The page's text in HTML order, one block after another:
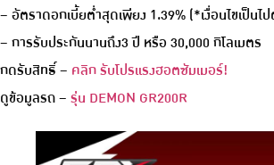
– อัตราดอกเบี้ยต่ำสุดเพียง 1.39% (*เงื่อนไขเป็น
– การรับประกันนานถึง3 ปี หรือ 30,000 กิโลเมตร
กดรับสิทธิ์ – คลิก รับโปรแรงฮอตซัมเมอร์!
ดูข้อมูลรถ – รุ่น DEMON GR200R